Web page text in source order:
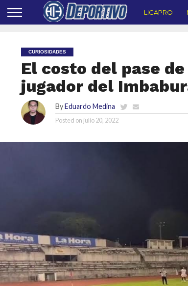
LIGAPRO
CURIOSIDADES
El costo del pase
jugador del
ByEduardo Medina
Posted on julio 20, 2022